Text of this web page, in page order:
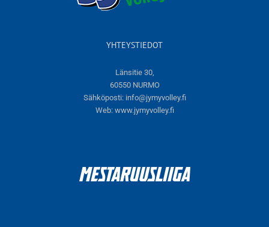
YHTEYSTIEDOT
Länsitie 30,
60550 NURMO
Sähköposti: info@jymyvolley.fi
Web: www.jymyvolley.fi